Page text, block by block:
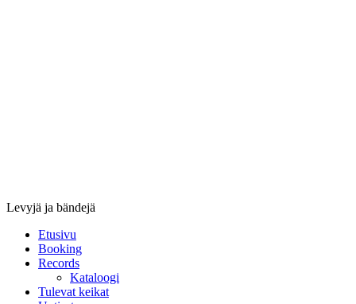
Levyjä ja bändejä
Etusivu
Booking
Records
Kataloogi
Tulevat keikat